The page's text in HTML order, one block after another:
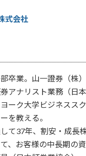
式会社
卒業。山一證券（株
アナリスト業務（日
ーク大学ビジネスス
を教える。
て37年、割安・成長
、お客様の中長期の